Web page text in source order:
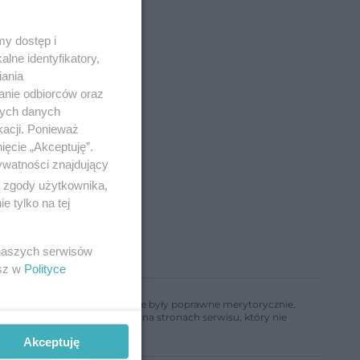
informacje w nim zawarte były poprawne merytorycznie,
informacji zamieszczonych na stronach serwisu, który nie
dostęp i
identyfikatory,
odbiorców oraz
danych
Ponieważ
„Akceptuję”.
znajdujący
użytkownika,
tylko na tej
serwisów
w Polityce
Akceptuję